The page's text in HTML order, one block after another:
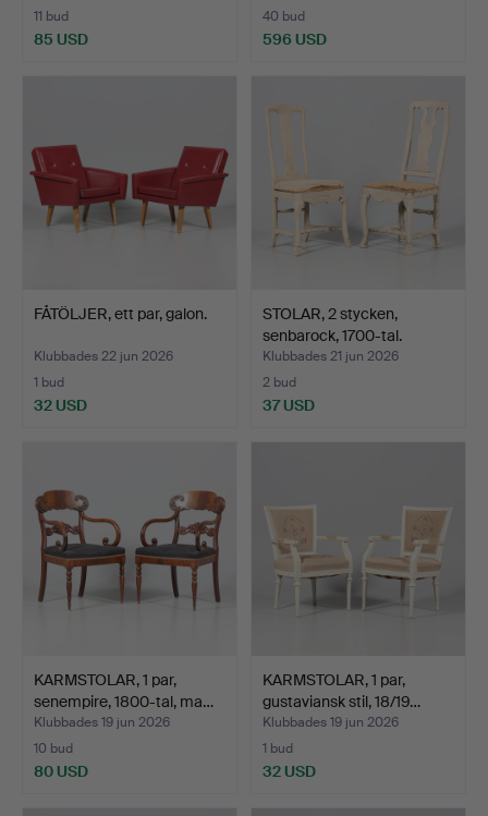
11 bud
85 USD
40 bud
596 USD
FÅTÖLJER, ett par, galon.
Klubbades 22 jun 2026
1 bud
32 USD
STOLAR, 2 stycken,
senbarock, 1700-tal.
Klubbades 21 jun 2026
2 bud
37 USD
KARMSTOLAR, 1 par,
senempire, 1800-tal, ma…
Klubbades 19 jun 2026
10 bud
80 USD
KARMSTOLAR, 1 par,
gustaviansk stil, 18/19…
Klubbades 19 jun 2026
1 bud
32 USD